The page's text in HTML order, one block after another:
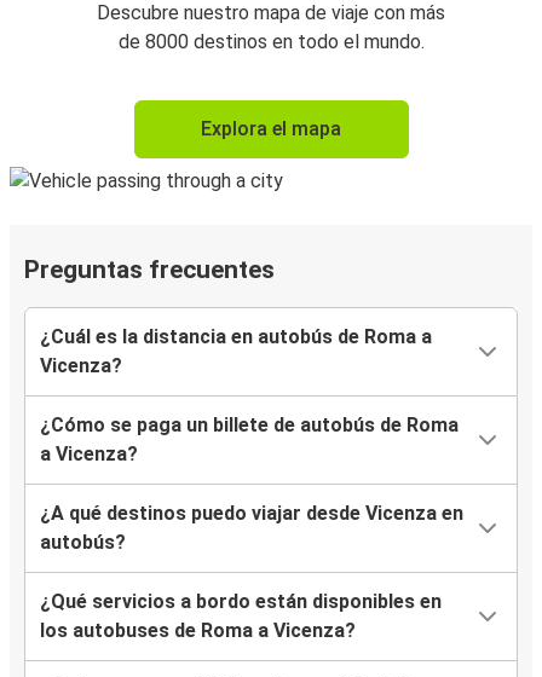
Descubre nuestro mapa de viaje con más
de 8000 destinos en todo el mundo.
Explora el mapa
Preguntas frecuentes
¿Cuál es la distancia en autobús de Roma a
Vicenza?
¿Cómo se paga un billete de autobús de Roma
a Vicenza?
¿A qué destinos puedo viajar desde Vicenza en
autobús?
¿Qué servicios a bordo están disponibles en
los autobuses de Roma a Vicenza?